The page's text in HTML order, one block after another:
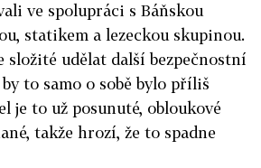
ve spolupráci s Báňskou
statikem a lezeckou skupinou.
složité udělat další bezpečnostní
to samo o sobě bylo příliš
je to už posunuté, obloukové
takže hrozí, že to spadne